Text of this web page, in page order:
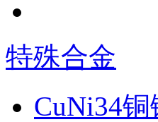
特殊合金
CuNi34